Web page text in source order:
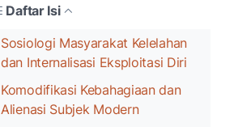
Daftar Isi
Sosiologi Masyarakat Kelelahan
dan Internalisasi Eksploitasi Diri
Komodifikasi Kebahagiaan dan
Alienasi Subjek Modern